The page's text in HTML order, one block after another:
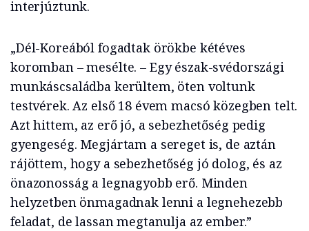
interjúztunk.
„Dél-Koreából fogadtak örökbe kétéves
koromban – mesélte. – Egy észak-svédországi
munkáscsaládba kerültem, öten voltunk
testvérek. Az első 18 évem macsó közegben telt.
Azt hittem, az erő jó, a sebezhetőség pedig
gyengeség. Megjártam a sereget is, de aztán
rájöttem, hogy a sebezhetőség jó dolog, és az
önazonosság a legnagyobb erő. Minden
helyzetben önmagadnak lenni a legnehezebb
feladat, de lassan megtanulja az ember.”